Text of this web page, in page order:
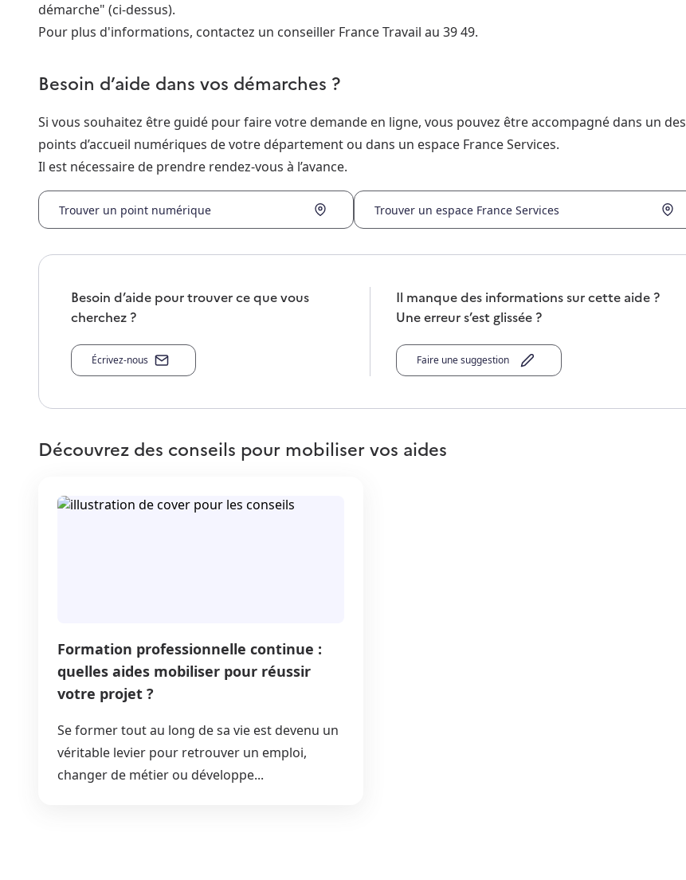
démarche" (ci-dessus).
Pour plus d'informations, contactez un conseiller France Travail au 39 49.
Besoin d’aide dans vos démarches ?
Si vous souhaitez être guidé pour faire votre demande en ligne, vous pouvez être accompagné dans un des
points d’accueil numériques de votre département ou dans un espace France Services.
Il est nécessaire de prendre rendez-vous à l’avance.
Trouver un point numérique Trouver un espace France Services
Besoin d’aide pour trouver ce que vous
cherchez ?
Écrivez-nous
Il manque des informations sur cette aide ?
Une erreur s’est glissée ?
Faire une suggestion
Découvrez des conseils pour mobiliser vos aides
Formation professionnelle continue :
quelles aides mobiliser pour réussir
votre projet ?
Se former tout au long de sa vie est devenu un
véritable levier pour retrouver un emploi,
changer de métier ou développe...